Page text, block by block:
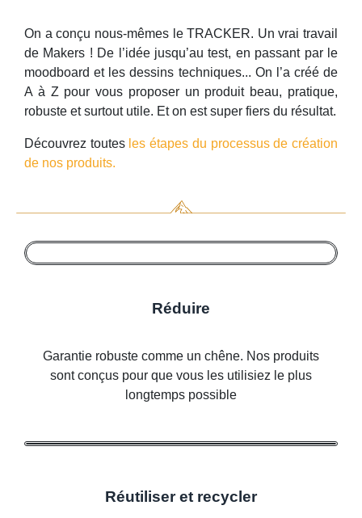
On a conçu nous-mêmes le TRACKER. Un vrai travail
de Makers ! De l’idée jusqu’au test, en passant par le
moodboard et les dessins techniques... On l’a créé de
A à Z pour vous proposer un produit beau, pratique,
robuste et surtout utile. Et on est super fiers du résultat.
Découvrez toutes les étapes du processus de création
de nos produits.
Réduire
Garantie robuste comme un chêne. Nos produits
sont conçus pour que vous les utilisiez le plus
longtemps possible
Réutiliser et recycler